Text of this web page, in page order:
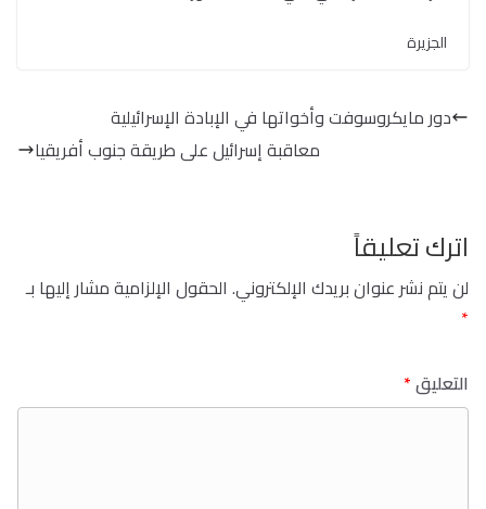
الجزيرة
دور مايكروسوفت وأخواتها في الإبادة الإسرائيلية
معاقبة إسرائيل على طريقة جنوب أفريقيا
اترك تعليقاً
لن يتم نشر عنوان بريدك الإلكتروني. الحقول الإلزامية مشار إليها بـ
*
التعليق*